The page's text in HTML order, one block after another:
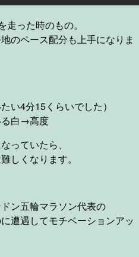
った時のもの。
のペース配分も上手になりま
4分15くらいでした）
白→高度
っていたら、
しくなります。
ン五輪マラソン代表の
遭遇してモチベーションアッ